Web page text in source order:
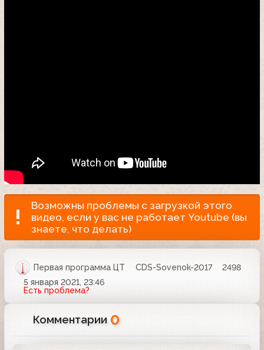
Возможны проблемы с загрузкой этого
видео, если у вас не работает Youtube (вы
знаете, что делать)
Первая программа ЦТ CDS-Sovenok-2017
2498
5 января 2021, 23:46
Есть проблема?
Комментарии 0